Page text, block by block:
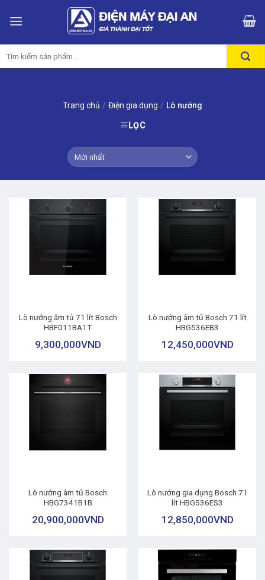
kiếm:
Trang chủ / Điện gia dụng / Lò nướng
LỌC
Lò nướng âm tủ 71 lít Bosch
HBF011BA1T
9,300,000VND
Lò nướng âm tủ Bosch 71 lít
HBG536EB3
12,450,000VND
Lò nướng âm tủ Bosch
HBG7341B1B
20,900,000VND
Lò nướng gia dụng Bosch 71
lít HBG536ES3
12,850,000VND